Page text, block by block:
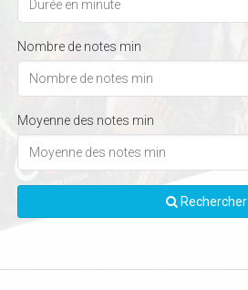
Nombre de notes min
Moyenne des notes min
Rechercher